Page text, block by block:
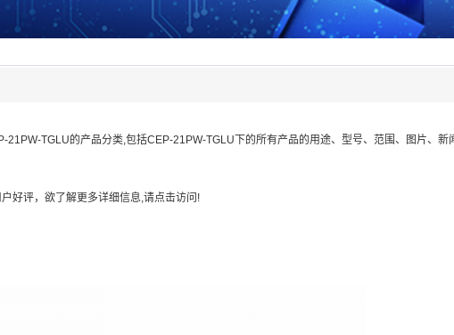
21PW-TGLU的产品分类,包括CEP-21PW-TGLU 下的所有产品的用途、型号、范围、图片、
好评，欲了解更多详细信息,请点击访问!